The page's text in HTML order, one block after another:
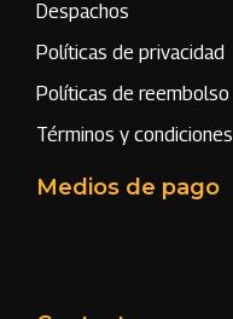
Despachos
Políticas de privacidad
Políticas de reembolso
Términos y condiciones
Medios de pago